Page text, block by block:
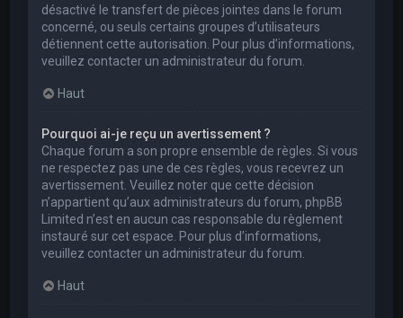
désactivé le transfert de pièces jointes dans le forum
concerné, ou seuls certains groupes d’utilisateurs
détiennent cette autorisation. Pour plus d’informations,
veuillez contacter un administrateur du forum.
Haut
Pourquoi ai-je reçu un avertissement ?
Chaque forum a son propre ensemble de règles. Si vous
ne respectez pas une de ces règles, vous recevrez un
avertissement. Veuillez noter que cette décision
n’appartient qu’aux administrateurs du forum, phpBB
Limited n’est en aucun cas responsable du règlement
instauré sur cet espace. Pour plus d’informations,
veuillez contacter un administrateur du forum.
Haut